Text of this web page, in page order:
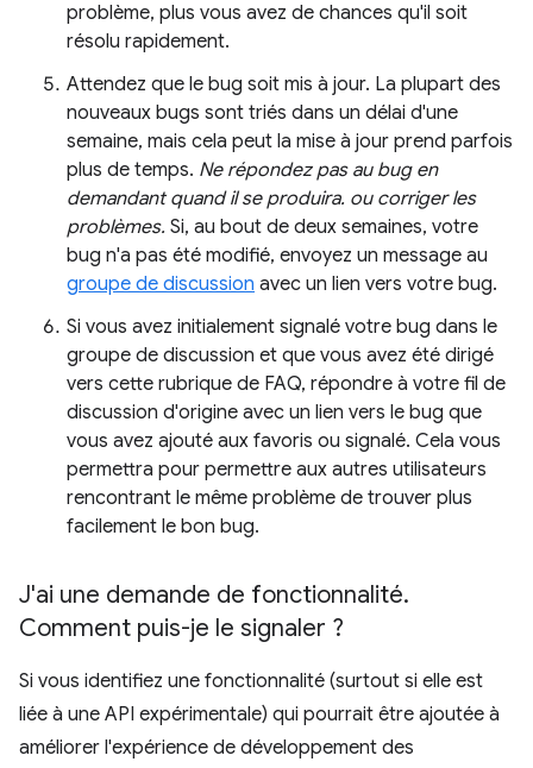
problème, plus vous avez de chances qu'il soit
résolu rapidement.
Attendez que le bug soit mis à jour. La plupart des
nouveaux bugs sont triés dans un délai d'une
semaine, mais cela peut la mise à jour prend parfois
plus de temps. Ne répondez pas au bug en
demandant quand il se produira. ou corriger les
problèmes. Si, au bout de deux semaines, votre
bug n'a pas été modifié, envoyez un message au
groupe de discussion avec un lien vers votre bug.
Si vous avez initialement signalé votre bug dans le
groupe de discussion et que vous avez été dirigé
vers cette rubrique de FAQ, répondre à votre fil de
discussion d'origine avec un lien vers le bug que
vous avez ajouté aux favoris ou signalé. Cela vous
permettra pour permettre aux autres utilisateurs
rencontrant le même problème de trouver plus
facilement le bon bug.
J'ai une demande de fonctionnalité.
Comment puis-je le signaler ?
Si vous identifiez une fonctionnalité (surtout si elle est
liée à une API expérimentale) qui pourrait être ajoutée à
améliorer l'expérience de développement des